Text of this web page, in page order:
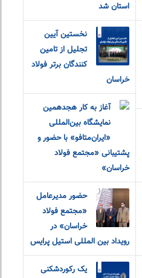
استان شد
نخستین آیین
تجلیل از تامین
کنندگان برتر فولاد
خراسان
آغاز به کار هجدهمین
نمایشگاه بین‌المللی
«ایران‌متافو» با حضور و
پشتیبانی «مجتمع فولاد
خراسان»
حضور مدیرعامل
«مجتمع فولاد
خراسان» در
رویداد بین المللی استیل پرایس
یک رکوردشکنی